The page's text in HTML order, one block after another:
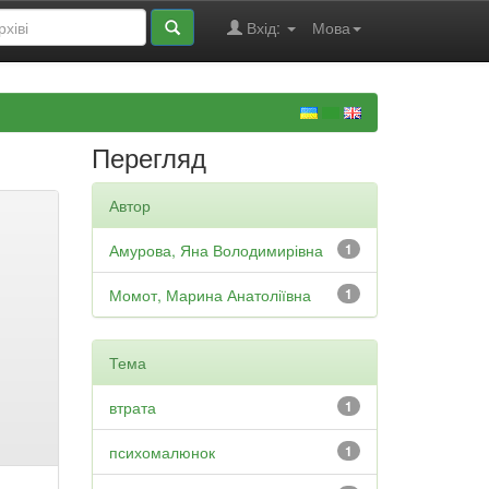
Мова
Вхід:
Перегляд
Автор
1
Амурова, Яна Володимирівна
1
Момот, Марина Анатоліївна
Тема
1
втрата
1
психомалюнок